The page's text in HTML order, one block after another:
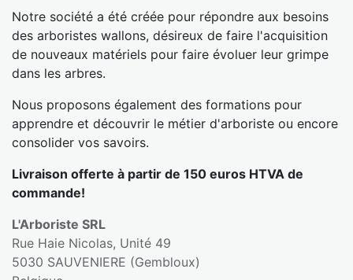
Notre société a été créée pour répondre aux besoins
des arboristes wallons, désireux de faire l'acquisition
de nouveaux matériels pour faire évoluer leur grimpe
dans les arbres.
Nous proposons également des formations pour
apprendre et découvrir le métier d'arboriste ou encore
consolider vos savoirs.
Livraison offerte à partir de 150 euros HTVA de
commande!
L'Arboriste SRL
Rue Haie Nicolas, Unité 49
5030 SAUVENIERE (Gembloux)